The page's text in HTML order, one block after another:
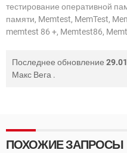
тестирование оперативной
памяти, Memtest, MemTest,
memtest 86 +, Memtest86,
Последнее обновление
Макс Вега .
ПОХОЖИЕ ЗАПРОСЫ